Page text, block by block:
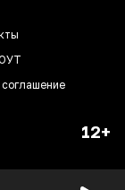
12+